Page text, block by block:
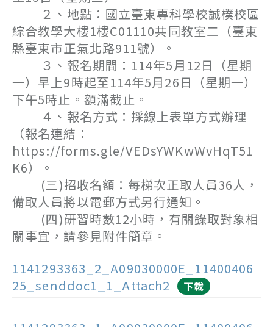
２、地點：國立臺東專科學校誠樸校區
綜合教學大樓1樓C01110共同教室二（臺東
縣臺東市正氣北路911號）。
３、報名期間：114年5月12日（星期
一）早上9時起至114年5月26日（星期一）
下午5時止。額滿截止。
４、報名方式：採線上表單方式辦理
（報名連結：
https://forms.gle/VEDsYWKwWvHqT51
K6）。
(三)招收名額：每梯次正取人員36人，
備取人員將以電郵方式另行通知。
(四)研習時數12小時，有關錄取對象相
關事宜，請參見附件簡章。
1141293363_2_A09030000E_11400406
25_senddoc1_1_Attach2
下載